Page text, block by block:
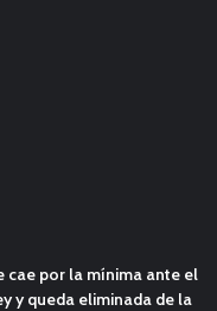
cae por la mínima ante el
y queda eliminada de la